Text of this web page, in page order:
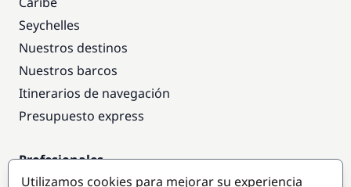
Seychelles
Nuestros destinos
Nuestros barcos
Itinerarios de navegación
Presupuesto express
Profesionales
Acceso empresas
Utilizamos cookies para mejorar su experiencia